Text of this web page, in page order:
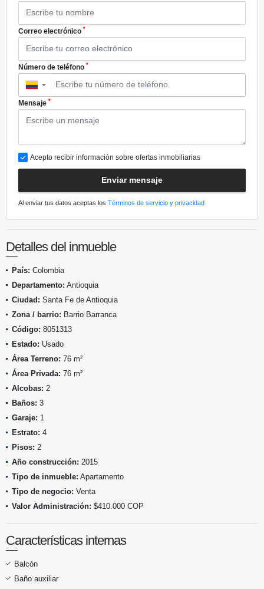
Correo electrónico *
Número de teléfono *
▼
Mensaje *
Acepto recibir información sobre ofertas inmobiliarias
Enviar mensaje
Al enviar tus datos aceptas los Términos de servicio y privacidad
Detalles del inmueble
País: Colombia
Departamento: Antioquia
Ciudad: Santa Fe de Antioquia
Zona / barrio: Barrio Barranca
Código: 8051313
Estado: Usado
Área Terreno: 76 m²
Área Privada: 76 m²
Alcobas: 2
Baños: 3
Garaje: 1
Estrato: 4
Pisos: 2
Año construcción: 2015
Tipo de inmueble: Apartamento
Tipo de negocio: Venta
Valor Administración: $410.000 COP
Características internas
Balcón
Baño auxiliar